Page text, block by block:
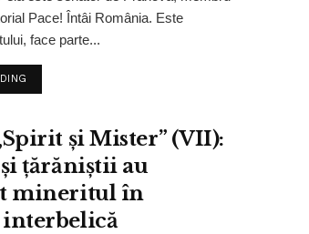
Pace! Întâi România. Este
face parte...
și Mister” (VII):
țărăniștii au
mineritul în